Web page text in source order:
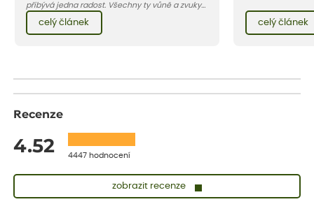
přibývá jedna radost. Všechny ty vůně a zvuky
červencové zahrady. Sklizeň rybízu do kuchyně
vnese neuvěřitelný klid a radost. A taky trochu
bezstarostnosti dětství při mlsání babiččina
celý článek
záhon, terasu či
obléknout i vy.
celý článek
Recenze
4.52 4447 hodnocení
zobrazit recenze